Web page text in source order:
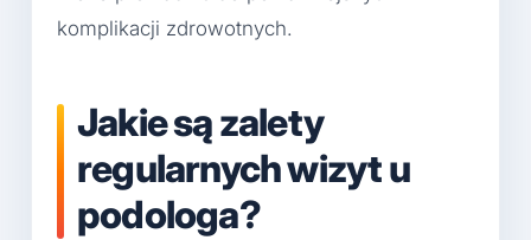
komplikacji zdrowotnych.
Jakie są zalety
regularnych wizyt u
podologa?